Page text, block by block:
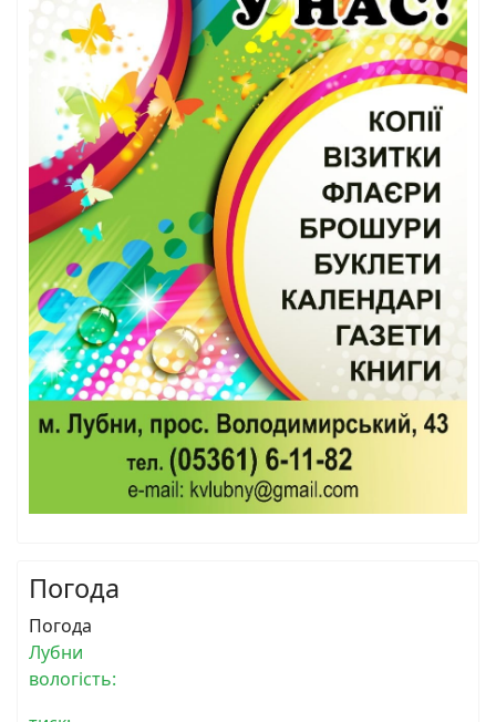
Погода
Погода
Лубни
вологість: